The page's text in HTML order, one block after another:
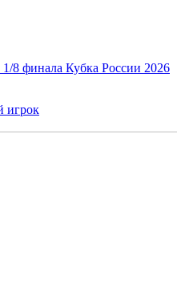
8 финала Кубка России 2026
игрок